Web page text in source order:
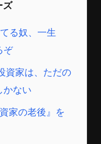
ズ
る奴、一生
ぞ
資家は、ただの
かない
家の老後』を